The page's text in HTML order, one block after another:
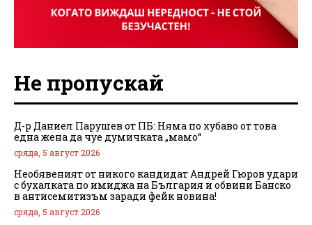
Не пропускай
Д-р Даниел Парушев от ПБ: Няма по хубаво от това
една жена да чуе думичката „мамо“
сряда, 5 август 2026
Необявеният от никого кандидат Андрей Гюров удари
с бухалката по имиджа на България и обвини Банско
в антисемитизъм заради фейк новина!
сряда, 5 август 2026